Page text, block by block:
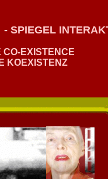
- SPIEGEL
CO-EXISTENCE
KOEXISTENZ